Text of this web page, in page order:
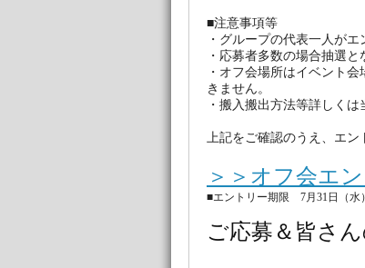
■注意事項等
・グループの代表一人がエ
・応募者多数の場合抽選
・オフ会場所はイベント
きません。
・搬入搬出方法等詳しく
上記をご確認のうえ、エン
＞＞オフ会エ
■エントリー期限 7月31日（水）
ご応募＆皆さ